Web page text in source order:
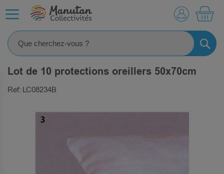
Lot de 10 protections oreillers 50x70cm
Ref: LC08234B